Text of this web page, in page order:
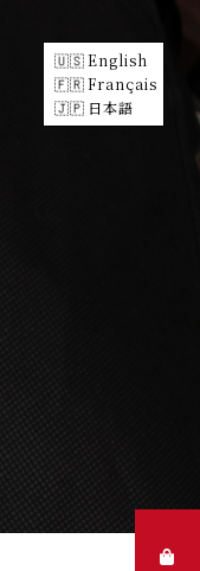
English
Français
日本語